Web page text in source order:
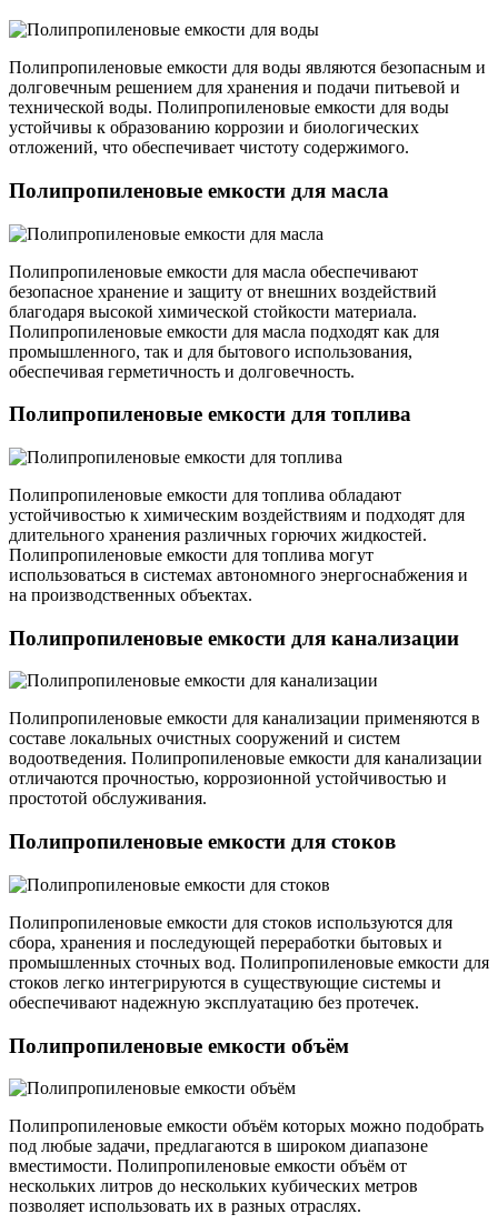
Полипропиленовые емкости для воды являются безопасным и
долговечным решением для хранения и подачи питьевой и
технической воды. Полипропиленовые емкости для воды
устойчивы к образованию коррозии и биологических
отложений, что обеспечивает чистоту содержимого.
Полипропиленовые емкости для масла
Полипропиленовые емкости для масла обеспечивают
безопасное хранение и защиту от внешних воздействий
благодаря высокой химической стойкости материала.
Полипропиленовые емкости для масла подходят как для
промышленного, так и для бытового использования,
обеспечивая герметичность и долговечность.
Полипропиленовые емкости для топлива
Полипропиленовые емкости для топлива обладают
устойчивостью к химическим воздействиям и подходят для
длительного хранения различных горючих жидкостей.
Полипропиленовые емкости для топлива могут
использоваться в системах автономного энергоснабжения и
на производственных объектах.
Полипропиленовые емкости для канализации
Полипропиленовые емкости для канализации применяются в
составе локальных очистных сооружений и систем
водоотведения. Полипропиленовые емкости для канализации
отличаются прочностью, коррозионной устойчивостью и
простотой обслуживания.
Полипропиленовые емкости для стоков
Полипропиленовые емкости для стоков используются для
сбора, хранения и последующей переработки бытовых и
промышленных сточных вод. Полипропиленовые емкости для
стоков легко интегрируются в существующие системы и
обеспечивают надежную эксплуатацию без протечек.
Полипропиленовые емкости объём
Полипропиленовые емкости объём которых можно подобрать
под любые задачи, предлагаются в широком диапазоне
вместимости. Полипропиленовые емкости объём от
нескольких литров до нескольких кубических метров
позволяет использовать их в разных отраслях.